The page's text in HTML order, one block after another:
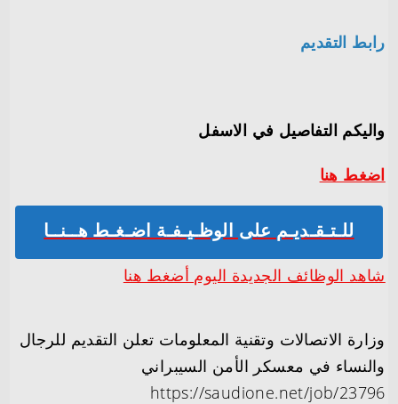
رابط التقديم
واليكم التفاصيل في الاسفل
اضغط هنا
للـتـقـديـم على الوظـيـفـة اضـغـط هــنــا
شاهد الوظائف الجديدة اليوم أضغط هنا
وزارة الاتصالات وتقنية المعلومات تعلن التقديم للرجال
والنساء في معسكر الأمن السيبراني
https://saudione.net/job/23796